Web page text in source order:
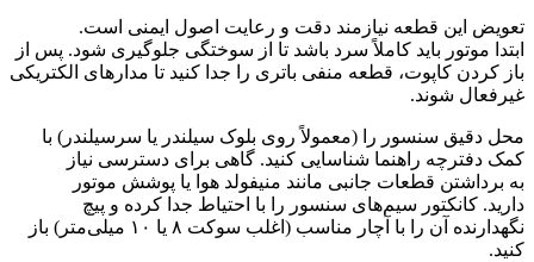
تعویض این قطعه نیازمند دقت و رعایت اصول ایمنی است.
ابتدا موتور باید کاملاً سرد باشد تا از سوختگی جلوگیری شود. پس از
باز کردن کاپوت، قطعه منفی باتری را جدا کنید تا مدارهای الکتریکی
غیرفعال شوند.
محل دقیق سنسور را (معمولاً روی بلوک سیلندر یا سرسیلندر) با
کمک دفترچه راهنما شناسایی کنید. گاهی برای دسترسی نیاز
به برداشتن قطعات جانبی مانند منیفولد هوا یا پوشش موتور
دارید. کانکتور سیم‌های سنسور را با احتیاط جدا کرده و پیچ
نگهدارنده آن را با آچار مناسب (اغلب سوکت ۸ یا ۱۰ میلی‌متر) باز
کنید.